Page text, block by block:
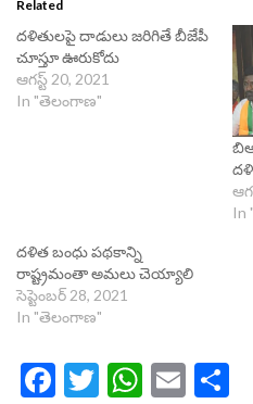
Related
దళితులపై దాడులు జరిగితే బీజేపీ
చూస్తూ ఊరుకోదు
ఆగస్ట్ 20, 2021
In "తెలంగాణ"
In
దళిత బంధు పథకాన్ని
రాష్ట్రమంతా అమలు చెయ్యాలి
సెప్టెంబర్ 28, 2021
In "తెలంగాణ"
Facebook
TwitterEmail